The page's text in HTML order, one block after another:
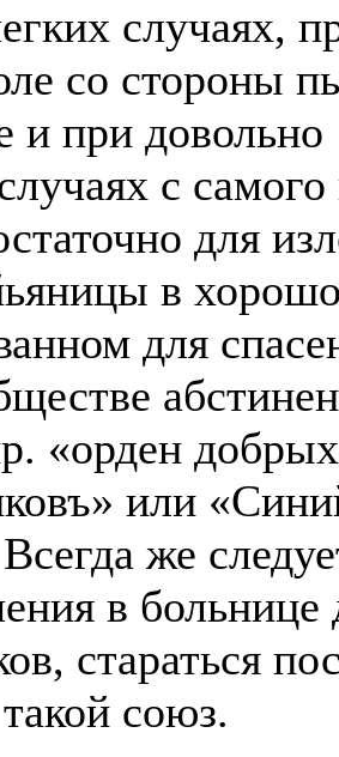
случаях,
со стороны
и при довольно
с самого
для
в
для
«орден добрых
или
же
в больнице
стараться
союз.